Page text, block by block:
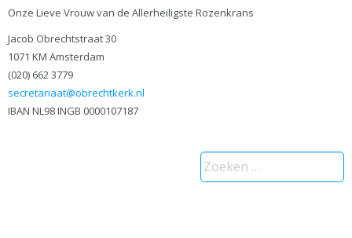
Onze Lieve Vrouw van de Allerheiligste Rozenkrans
Jacob Obrechtstraat 30
1071 KM Amsterdam
(020) 662 3779
secretariaat@obrechtkerk.nl
IBAN NL98 INGB 0000107187
Zoeken
naar: